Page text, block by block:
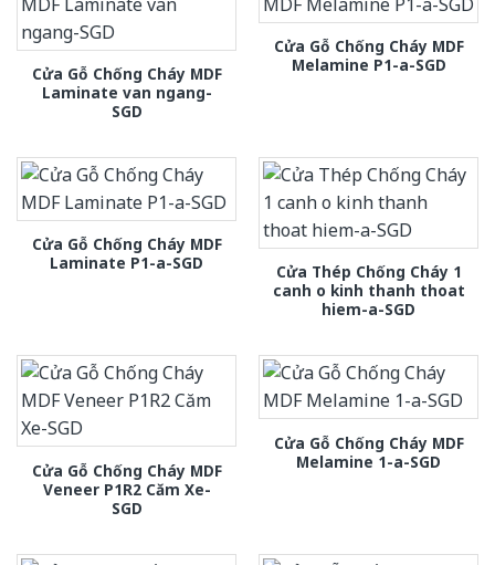
Cửa Gỗ Chống Cháy MDF
Laminate van ngang-
SGD
Cửa Gỗ Chống Cháy MDF
Melamine P1-a-SGD
Cửa Gỗ Chống Cháy MDF
Laminate P1-a-SGD
Cửa Thép Chống Cháy 1
canh o kinh thanh thoat
hiem-a-SGD
Cửa Gỗ Chống Cháy MDF
Veneer P1R2 Căm Xe-
SGD
Cửa Gỗ Chống Cháy MDF
Melamine 1-a-SGD